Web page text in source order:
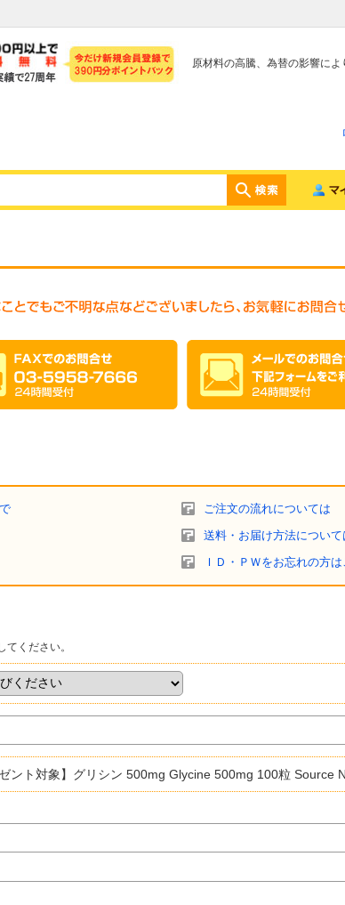
原材料の高騰、為替の影響に
ご注文の流れについては
送料・お届け方法について
ＩＤ・ＰＷをお忘れの方
ください。
ゼント対象】グリシン 500mg Glycine 500mg 100粒 Source